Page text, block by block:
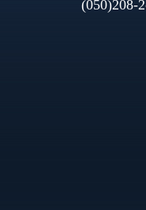
(050)208-